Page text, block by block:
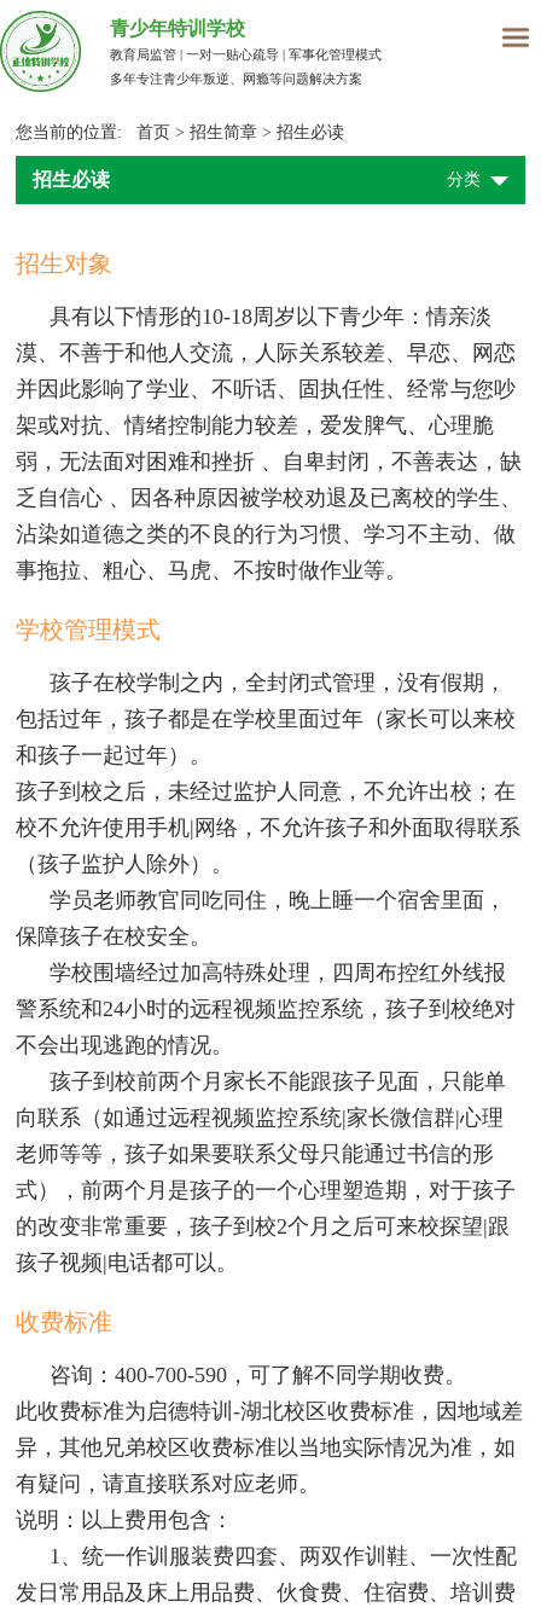
青少年特训学校
教育局监管 | 一对一贴心疏导 | 军事化管理模式
多年专注青少年叛逆、网瘾等问题解决方案
您当前的位置:首页 >招生简章 >招生必读
招生必读 分类
招生对象
具有以下情形的10-18周岁以下青少年：情亲淡
漠、不善于和他人交流，人际关系较差、早恋、网恋
并因此影响了学业、不听话、固执任性、经常与您吵
架或对抗、情绪控制能力较差，爱发脾气、心理脆
弱，无法面对困难和挫折 、自卑封闭，不善表达，缺
乏自信心 、因各种原因被学校劝退及已离校的学生、
沾染如道德之类的不良的行为习惯、学习不主动、做
事拖拉、粗心、马虎、不按时做作业等。
学校管理模式
孩子在校学制之内，全封闭式管理，没有假期，
包括过年，孩子都是在学校里面过年（家长可以来校
和孩子一起过年）。
孩子到校之后，未经过监护人同意，不允许出校；在
校不允许使用手机|网络，不允许孩子和外面取得联系
（孩子监护人除外）。
学员老师教官同吃同住，晚上睡一个宿舍里面，
保障孩子在校安全。
学校围墙经过加高特殊处理，四周布控红外线报
警系统和24小时的远程视频监控系统，孩子到校绝对
不会出现逃跑的情况。
孩子到校前两个月家长不能跟孩子见面，只能单
向联系（如通过远程视频监控系统|家长微信群|心理
老师等等，孩子如果要联系父母只能通过书信的形
式），前两个月是孩子的一个心理塑造期，对于孩子
的改变非常重要，孩子到校2个月之后可来校探望|跟
孩子视频|电话都可以。
收费标准
咨询：400-700-590，可了解不同学期收费。
此收费标准为启德特训-湖北校区收费标准，因地域差
异，其他兄弟校区收费标准以当地实际情况为准，如
有疑问，请直接联系对应老师。
说明：以上费用包含：
1、统一作训服装费四套、两双作训鞋、一次性配
发日常用品及床上用品费、伙食费、住宿费、培训费